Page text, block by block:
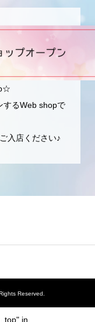
するWeb shopで
入店ください♪
Reserved.
in